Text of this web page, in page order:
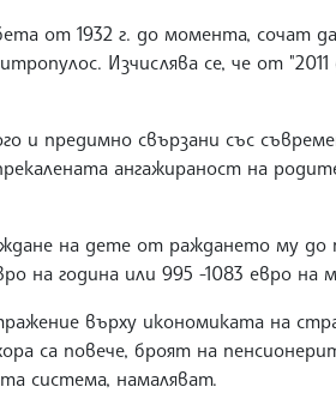
от 1932 г. до момента, сочат
Изчислява се, че от
и предимно свързани със
ангажираност на
на дете от раждането му до
на година или 995 -1083 евро на
върху икономиката на
са повече, броят на
система, намаляват.